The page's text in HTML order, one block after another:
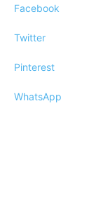
Facebook
Twitter
Pinterest
WhatsApp